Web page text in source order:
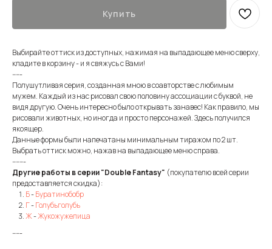
Купить
Выбирайте оттиск из доступных, нажимая на выпадающее меню сверху,
кладите в корзину - и я свяжусь с Вами!
-----
Полушутливая серия, созданная мною в соавторстве с любимым
мужем. Каждый из нас рисовал свою половину ассоциации с буквой, не
видя другую. Очень интересно было открывать занавес! Как правило, мы
рисовали животных, но иногда и просто персонажей. Здесь получился
якоящер.
Данные формы были напечатаны минимальным тиражом по 2 шт.
Выбрать оттиск можно, нажав на выпадающее меню справа.
-------
Другие работы в серии "Double Fantasy" (покупателю всей серии
предоставляется скидка):
Б-Буратинобобр
Г-Голубьголубь
Ж-Жукожужелица
-----